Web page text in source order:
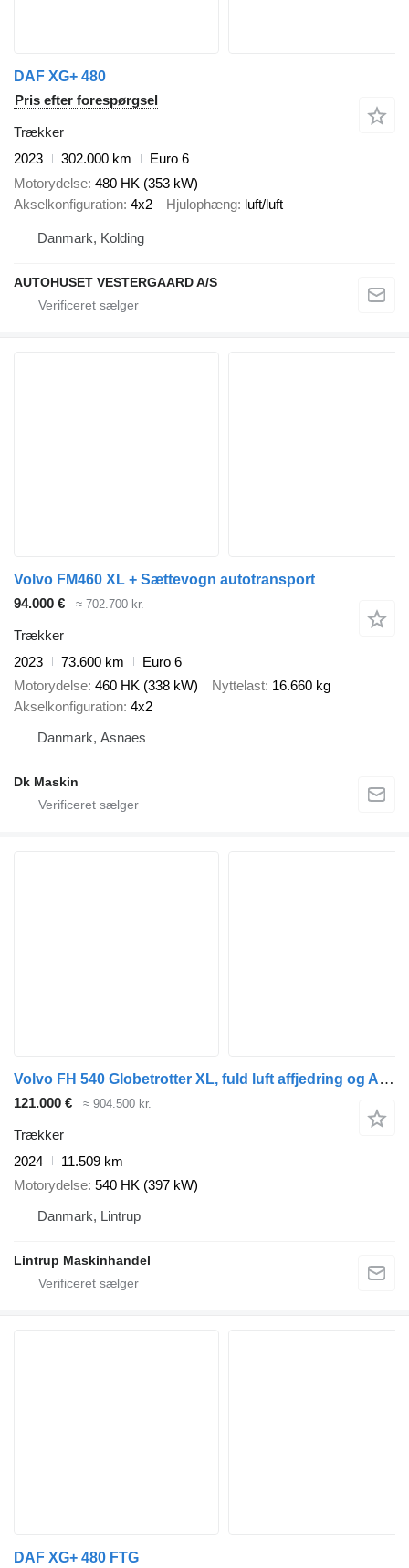
DAF XG+ 480
Pris efter forespørgsel
Trækker
2023
302.000 km
Euro 6
Motorydelse 480 HK (353 kW)
Akselkonfiguration 4x2 Hjulophæng luft/luft
Danmark, Kolding
AUTOHUSET VESTERGAARD A/S
Volvo FM460 XL + Sættevogn autotransport
94.000 €
≈ 702.700 kr.
Trækker
2023
73.600 km
Euro 6
Motorydelse 460 HK (338 kW) Nyttelast 16.660 kg
Akselkonfiguration 4x2
Danmark, Asnaes
Dk Maskin
Volvo FH 540 Globetrotter XL, fuld luft affjedring og Alcoa Dura-Brigh
121.000 € ≈ 904.500 kr.
Trækker
2024
11.509 km
Motorydelse 540 HK (397 kW)
Danmark, Lintrup
Lintrup Maskinhandel
DAF XG+ 480 FTG